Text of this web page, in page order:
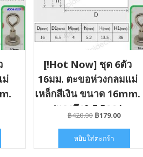
ม่
[!Hot Now] ชุด 6ตัว
16มม. ตะขอห่วงกลมแม่
เหล็กสีเงิน ขนาด 16mm.
(แรงดึง0-5.5กก.)
#ETC004016x06
฿420.00 Original
was:
฿179.00Current
หยิบใส่ตะกร้า